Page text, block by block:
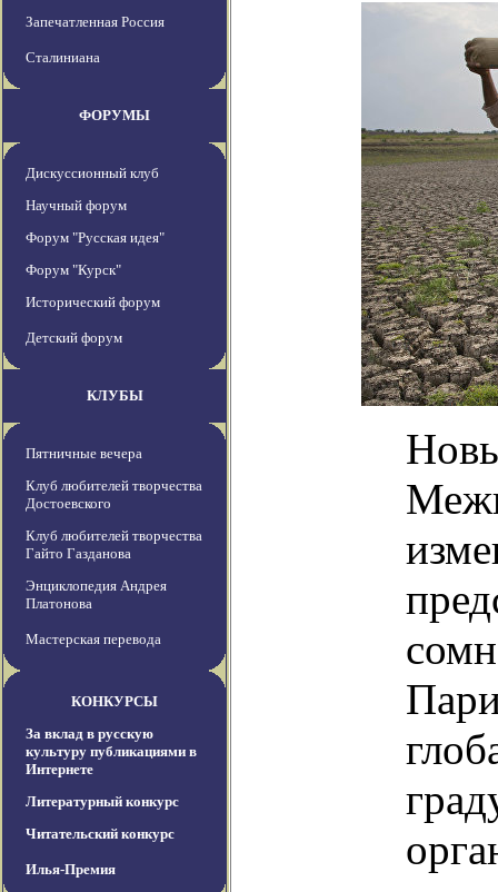
Запечатленная Россия
Сталиниана
ФОРУМЫ
Дискуссионный клуб
Научный форум
Форум "Русская идея"
Форум "Курск"
Исторический форум
Детский форум
КЛУБЫ
Пятничные вечера
Клуб любителей творчества
Достоевского
Клуб любителей творчества
Гайто Газданова
Энциклопедия Андрея
Платонова
Мастерская перевода
КОНКУРСЫ
За вклад в русскую
культуру публикациями в
Интернете
Литературный конкурс
Читательский конкурс
Илья-Премия